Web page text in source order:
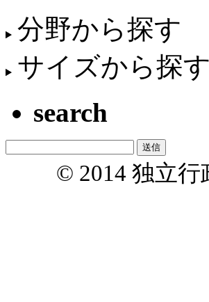
分野から探す
サイズから探す
search
© 2014 独立